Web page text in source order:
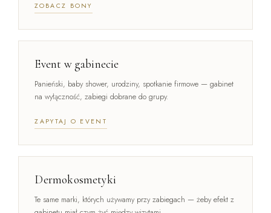
ZOBACZ BONY
Event w gabinecie
Panieński, baby shower, urodziny, spotkanie firmowe — gabinet
na wyłączność, zabiegi dobrane do grupy.
ZAPYTAJ O EVENT
Dermokosmetyki
Te same marki, których używamy przy zabiegach — żeby efekt z